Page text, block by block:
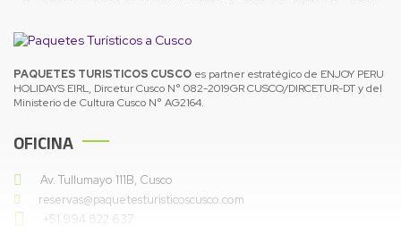
PAQUETES TURISTICOS CUSCO es partner estratégico de ENJOY PERU
HOLIDAYS EIRL, Dircetur Cusco N° 082-2019GR CUSCO/DIRCETUR-DT y del
Ministerio de Cultura Cusco N° AG2164.
OFICINA
Av. Tullumayo 111B, Cusco
reservas@paquetesturisticoscusco.com
+51 994 822 637